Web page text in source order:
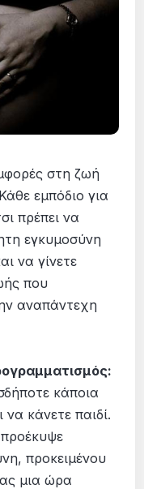
στη ζωή
εμπόδιο για
πρέπει να
εγκυμοσύνη
να γίνετε
που
αναπάντεχη
κάποια
να κάνετε παιδί.
προκειμένου
μια ώρα